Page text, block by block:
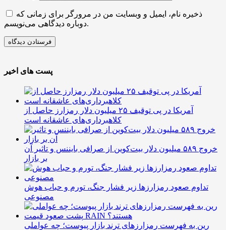
ذخیره نام، ایمیل و وبسایت من در مرورگر برای زمانی که
دوباره دیدگاهی می‌نویسم.
پست های اخیر
آمریکا در پی توقیف ۲۵ میلیون دلار رمزارز حاصل از
کلاهبرداری‌های عاشقانه است
خروج ۵۸۹ میلیون دلار بیت‌کوین از صرافی بایننس و تاثیر آن
بر بازار
تداوم صعود رمزارزها زیر فشار جنگ، تورم و حباب هوش
مصنوعی
رین به فهرست رمزارزهای ترند بازار پیوست؛ چه عواملی